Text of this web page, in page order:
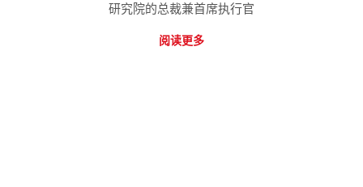
研究院的总裁兼首席执行官
阅读更多